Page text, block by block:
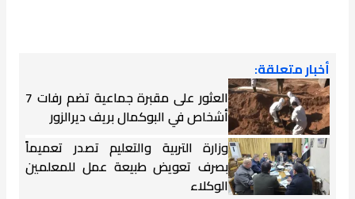
أخبار متعلقة:
العثور على مقبرة جماعية تضم رفات 7
أشخاص في البوكمال بريف ديرالزور
وزارة التربية والتعليم تصدر تعميماً
بصرف تعويض طبيعة عمل للمعلمين
الوكلاء